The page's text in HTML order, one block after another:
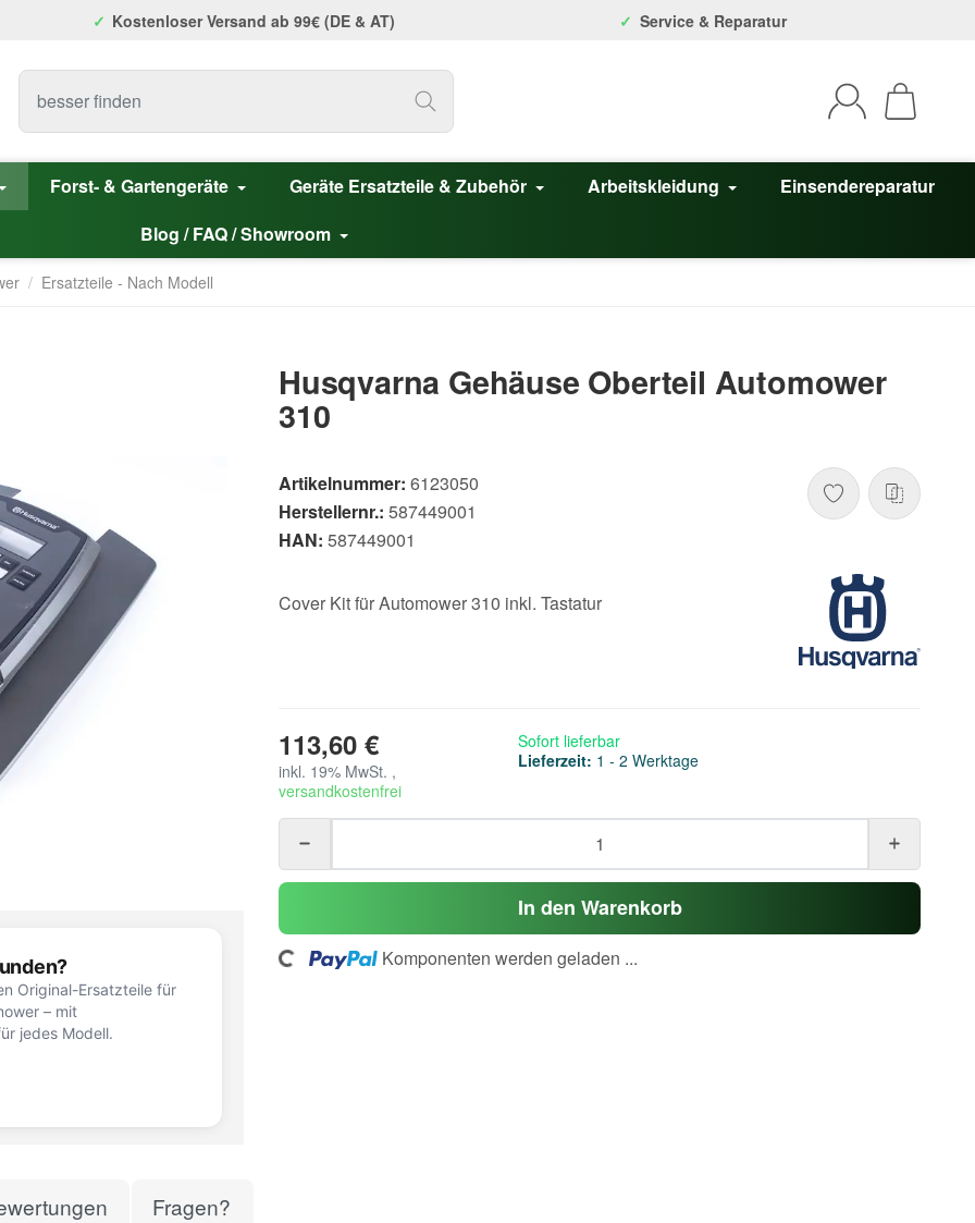
Kostenloser Versand ab 99€ (DE & AT) Service & Reparatur
Forst- & Gartengeräte Geräte Ersatzteile & Zubehör Arbeitskleidung
Einsendereparatur
Blog / FAQ / Showroom
/ Ersatzteile - Nach Modell
Original-Ersatzteile für
– mit
jedes Modell.
Husqvarna Gehäuse Oberteil Automower
310
Artikelnummer: 6123050
Herstellernr.: 587449001
HAN: 587449001
Cover Kit für Automower 310 inkl. Tastatur
113,60 €
inkl. 19% MwSt. ,
versandkostenfrei
Sofort lieferbar
Lieferzeit: 1 - 2 Werktage
In den Warenkorb
Loading... Komponenten werden geladen ...
Fragen?